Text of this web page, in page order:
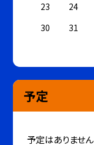
23
24
30
31
予定
予定はありません